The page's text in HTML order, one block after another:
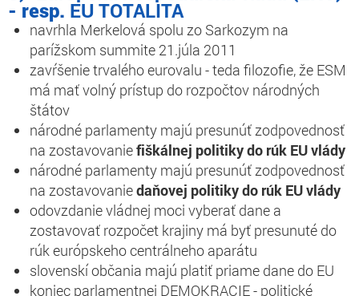
- resp. EU TOTALITA
navrhla Merkelová spolu zo Sarkozym na
parížskom summite 21.júla 2011
zavŕšenie trvalého eurovalu - teda filozofie, že ESM
má mať volný prístup do rozpočtov národných
štátov
národné parlamenty majú presunúť zodpovednosť
na zostavovaniefiškálnej politiky do rúk EU vlády
národné parlamenty majú presunúť zodpovednosť
na zostavovaniedaňovej politiky do rúk EU vlády
odovzdanie vládnej moci vyberať dane a
zostavovať rozpočet krajiny má byť presunuté do
rúk európskeho centrálneho aparátu
slovenskí občania majú platiť priame dane do EU
koniec parlamentnej DEMOKRACIE - politické